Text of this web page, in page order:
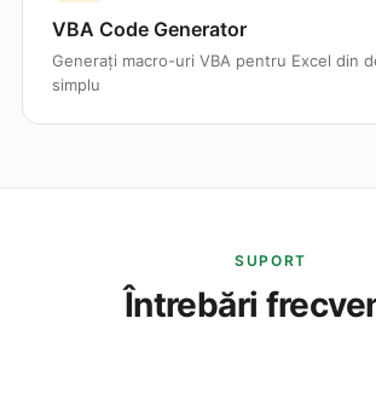
VBA Code Generator
Generați macro-uri VBA pentru Excel din
simplu
SUPORT
Întrebări